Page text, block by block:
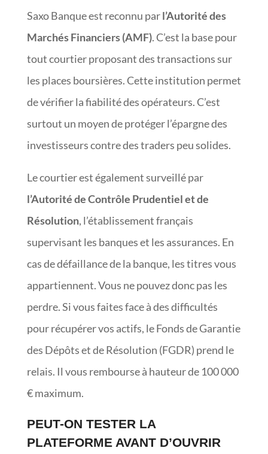
Saxo Banque est reconnu parl’Autorité des
Marchés Financiers (AMF). C’est la base pour
tout courtier proposant des transactions sur
les places boursières. Cette institution permet
de vérifier la fiabilité des opérateurs. C’est
surtout un moyen de protéger l’épargne des
investisseurs contre des traders peu solides.
Le courtier est également surveillé par
l’Autorité de Contrôle Prudentiel et de
Résolution, l’établissement français
supervisant les banques et les assurances. En
cas de défaillance de la banque, les titres vous
appartiennent. Vous ne pouvez donc pas les
perdre. Si vous faites face à des difficultés
pour récupérer vos actifs, le Fonds de Garantie
des Dépôts et de Résolution (FGDR) prend le
relais. Il vous rembourse à hauteur de 100 000
€ maximum.
PEUT-ON TESTER LA
PLATEFORME AVANT D’OUVRIR